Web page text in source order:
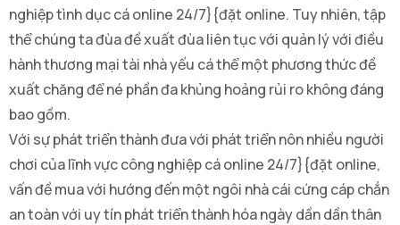
nghiệp tình dục cá online 24/7}{đặt online. Tuy nhiên, tập
thể chúng ta đùa đề xuất đùa liên tục với quản lý với điều
hành thương mại tài nhà yếu cá thể một phương thức đề
xuất chăng để né phần đa khủng hoảng rủi ro không đáng
bao gồm.
Với sự phát triển thành đưa với phát triển nôn nhiều người
chơi của lĩnh vực công nghiệp cá online 24/7}{đặt online,
vấn đề mua với hướng đến một ngôi nhà cái cứng cáp chắn
an toàn với uy tín phát triển thành hóa ngày dần dần thân